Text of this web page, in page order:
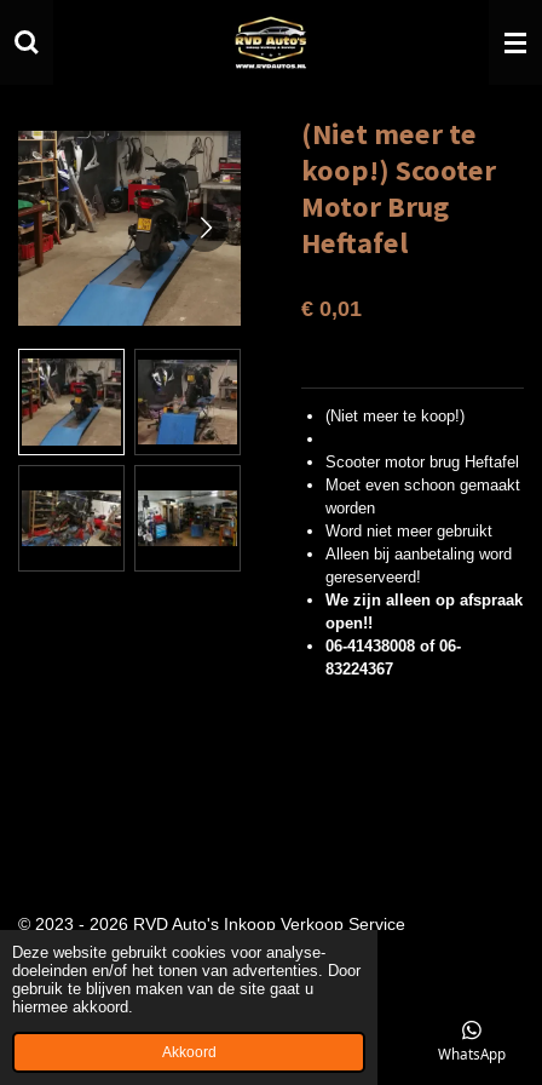
Deze website gebruikt cookies voor analyse-
doeleinden en/of het tonen van advertenties. Door
gebruik te blijven maken van de site gaat u
hiermee akkoord.
Akkoord
direct
(Niet meer te
koop!) Scooter
Motor Brug
Heftafel
€ 0,01
(Niet meer te koop!)
Scooter motor brug Heftafel
Moet even schoon gemaakt
worden
Word niet meer gebruikt
Alleen bij aanbetaling word
gereserveerd!
We zijn alleen op afspraak
open!!
06-41438008 of 06-
83224367
© 2023 - 2026 RVD Auto's Inkoop Verkoop Service
Powered byJouwWeb
Telefoonnummer WhatsApp